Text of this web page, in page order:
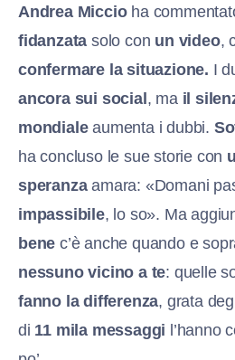
Andrea Miccioha
fidanzatasolo con un video,
confermare la situazione. I
ancora sui social , ma il
mondialeaumenta i dubbi.
ha concluso le sue storie con
speranzaamara: «Domani
impassibile, lo so». Ma
bene c’è anche quando e
nessuno vicino a te: quelle
fanno la differenza, grata
di 11 mila messaggi l’hanno